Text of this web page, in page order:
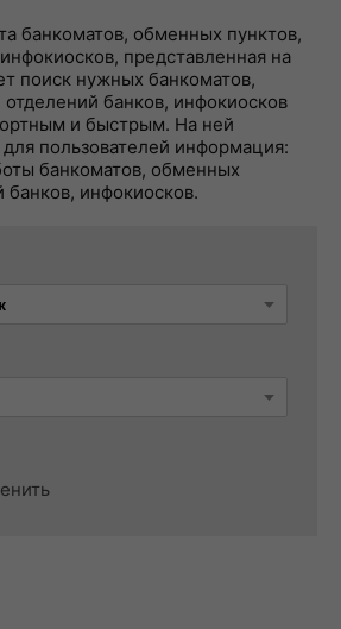
банкоматов, обменных пунктов,
представленная на
поиск нужных банкоматов,
банков, инфокиосков
и быстрым. На ней
пользователей информация:
банкоматов, обменных
банков, инфокиосков.